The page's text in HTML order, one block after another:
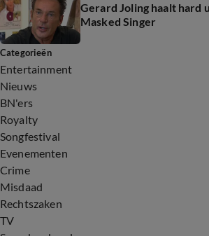
Gerard Joling haalt hard
Masked Singer
Categorieën
Entertainment
Nieuws
BN'ers
Royalty
Songfestival
Evenementen
Crime
Misdaad
Rechtszaken
TV